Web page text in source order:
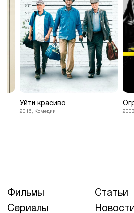
Уйти красиво
2016, Комедии
Фильмы
Статьи
Сериалы
Новости